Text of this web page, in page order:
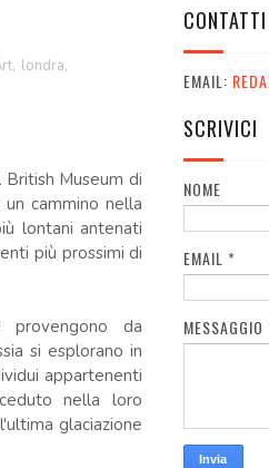
, londra,
Museum di
un cammino nella
lontani antenati
più prossimi di
provengono da
si esplorano in
appartenenti
nella loro
glaciazione
CONTATTI
EMAIL:
SCRIVICI
NOME
EMAIL *
MESSAGGIO